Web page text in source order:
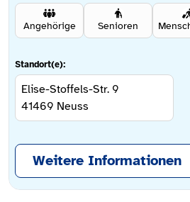
Angehörige Senioren
Standort(e):
Elise-Stoffels-Str. 9
41469 Neuss
Weitere Informationen